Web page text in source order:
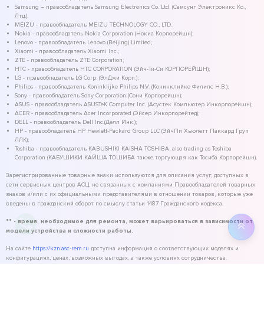
Samsung – правообладатель Samsung Electronics Co. Ltd. (Самсунг Электроникс Ко.,
Лтд.);
MEIZU - правообладатель MEIZU TECHNOLOGY CO., LTD.;
Nokia - правообладатель Nokia Corporation (Нокиа Корпорейшн);
Lenovo - правообладатель Lenovo (Beijing) Limited;
Xiaomi - правообладатель Xiaomi Inc.;
ZTE - правообладатель ZTE Corporation;
HTC - правообладатель HTC CORPORATION (Эйч-Ти-Си КОРПОРЕЙШН);
LG - правообладатель LG Corp. (ЭлДжи Корп.);
Philips - правообладатель Koninklijke Philips N.V. (Конинклийке Филипс Н.В.);
Sony - правообладатель Sony Corporation (Сони Корпорейшн);
ASUS - правообладатель ASUSTeK Computer Inc. (Асустек Компьютер Инкорпорейшн);
ACER - правообладатель Acer Incorporated (Эйсер Инкорпорейтед);
DELL - правообладатель Dell Inc.(Делл Инк.);
HP - правообладатель HP Hewlett-Packard Group LLC (ЭйчПи Хьюлетт Паккард Груп
ЛЛК);
Toshiba - правообладатель KABUSHIKI KAISHA TOSHIBA, also trading as Toshiba
Corporation (КАБУШИКИ КАЙША ТОШИБА также торгующая как Тосиба Корпорейшн).
Зарегистрированные товарные знаки используются для описания услуг, доступных в
сети сервисных центров АСЦ, не связанных с компаниями Правообладателей товарных
знаков и/или с их официальными представителями в отношении товаров, которые уже
введены в гражданский оборот по смыслу статьи 1487 Гражданского кодекса.
** - время, необходимое для ремонта, может варьироваться в зависимости от
модели устройства и сложности работы.
На сайте https://kzn.asc-rem.ru доступна информация о соответствующих моделях и
конфигурациях, ценах, возможных выгодах, а также условиях сотрудничества.